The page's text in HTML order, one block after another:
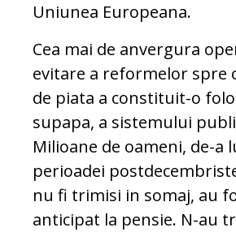
Uniunea Europeana.
Cea mai de anvergura
evitare a reformelor spre
de piata a constituit-o
supapa, a sistemului
Milioane de oameni, de-a
perioadei
nu fi trimisi in somaj, au
anticipat la pensie. N-au